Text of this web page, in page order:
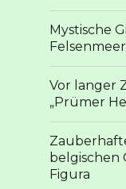
Mystische
Vor langer
„Prümer
belgischen
Figura